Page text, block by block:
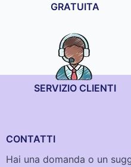
GRATUITA
SERVIZIO CLIENTI
CONTATTI
Hai una domanda o un